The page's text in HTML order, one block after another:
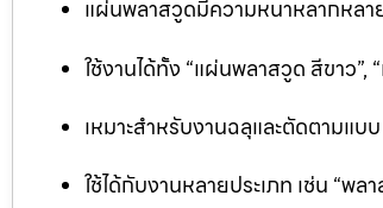
แผ่นพลาสวูดมีความหนาหลากหลา
ใช้งานได้ทั้ง “แผ่นพลาสวูด สีขาว
เหมาะสำหรับงานฉลุและตัดตามแบ
ใช้ได้กับงานหลายประเภท เช่น “พ